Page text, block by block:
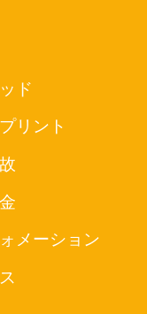
で治療する
へ
へ
ド
リント
メーション